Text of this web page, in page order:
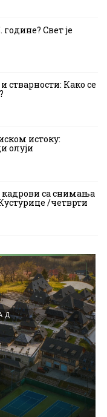
Свет је
стварности: Како се
истоку:
олуји
са снимања
/четврти